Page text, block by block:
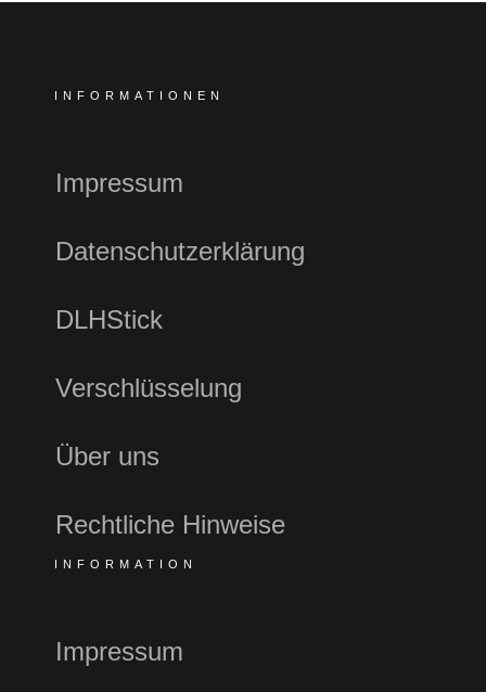
INFORMATIONEN
Impressum
Datenschutzerklärung
DLHStick
Verschlüsselung
Über uns
Rechtliche Hinweise
INFORMATION
Impressum